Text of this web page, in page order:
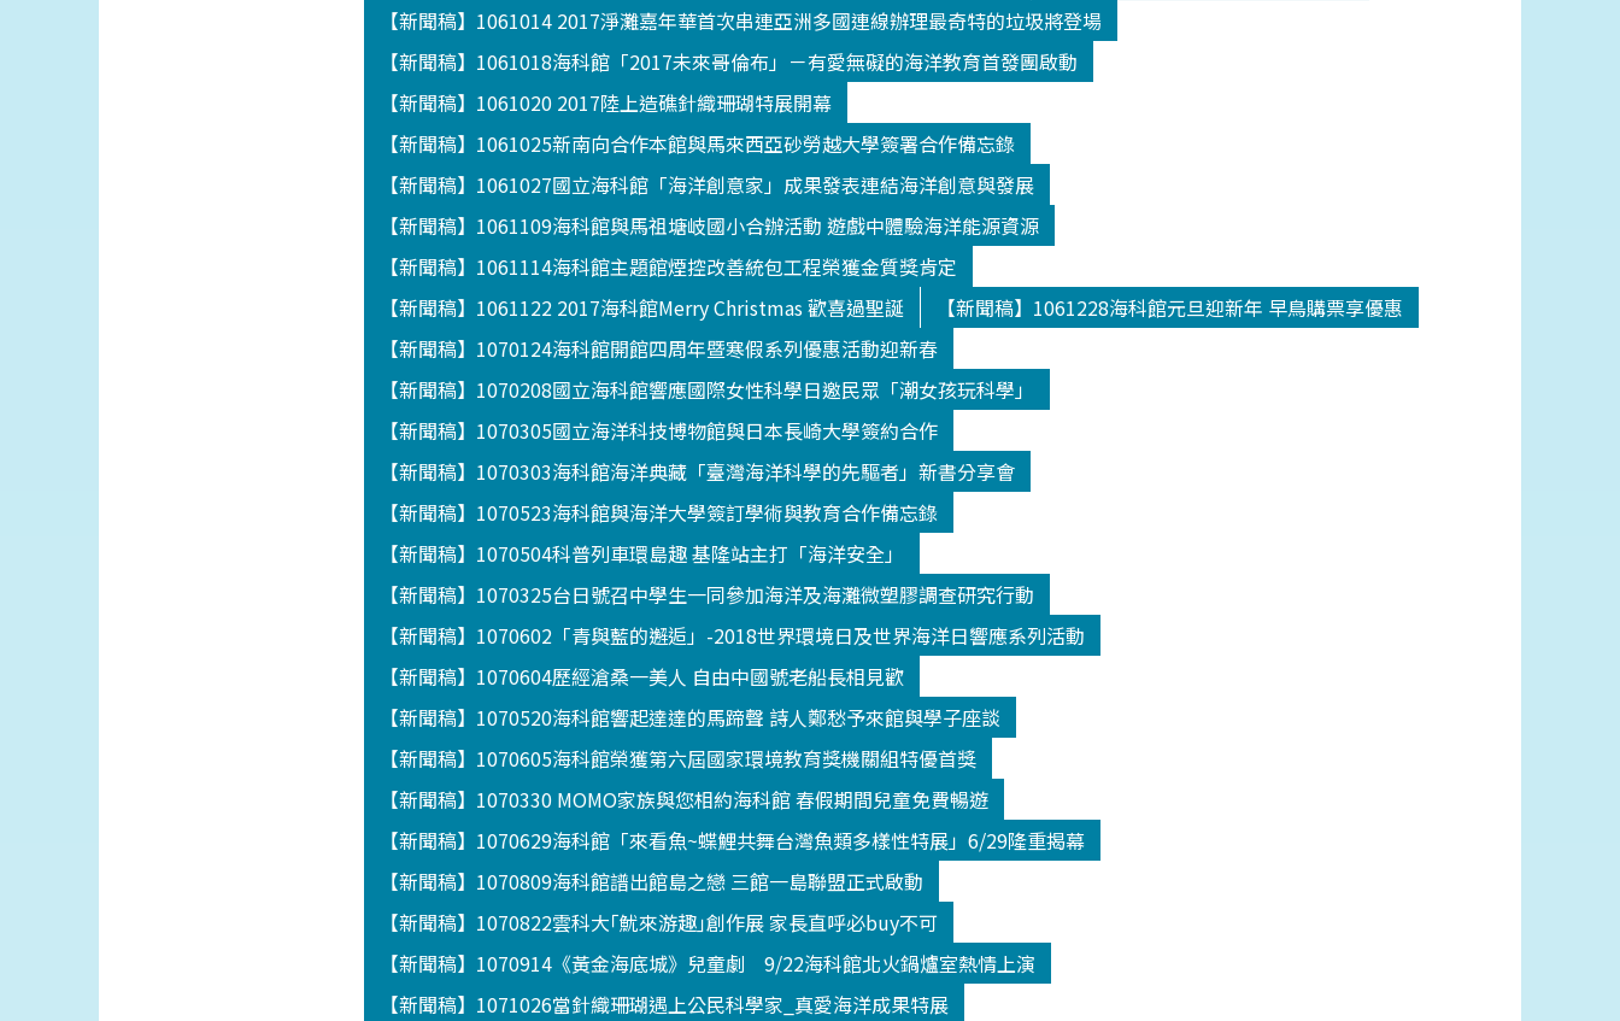
【新聞稿】1061014 2017淨灘嘉年華首次串連亞洲多國連線辦理最奇特的垃圾將登場
【新聞稿】1061018海科館「2017未來哥倫布」－有愛無礙的海洋教育首發團啟動
【新聞稿】1061020 2017陸上造礁針織珊瑚特展開幕
【新聞稿】1061025新南向合作本館與馬來西亞砂勞越大學簽署合作備忘錄
【新聞稿】1061027國立海科館「海洋創意家」成果發表連結海洋創意與發展
【新聞稿】1061109海科館與馬祖塘岐國小合辦活動 遊戲中體驗海洋能源資源
【新聞稿】1061114海科館主題館煙控改善統包工程榮獲金質獎肯定
【新聞稿】1061122 2017海科館Merry Christmas 歡喜過聖誕
【新聞稿】1061228海科館元旦迎新年 早鳥購票享優惠
【新聞稿】1070124海科館開館四周年暨寒假系列優惠活動迎新春
【新聞稿】1070208國立海科館響應國際女性科學日邀民眾「潮女孩玩科學」
【新聞稿】1070305國立海洋科技博物館與日本長崎大學簽約合作
【新聞稿】1070303海科館海洋典藏「臺灣海洋科學的先驅者」新書分享會
【新聞稿】1070523海科館與海洋大學簽訂學術與教育合作備忘錄
【新聞稿】1070504科普列車環島趣 基隆站主打「海洋安全」
【新聞稿】1070325台日號召中學生一同參加海洋及海灘微塑膠調查研究行動
【新聞稿】1070602「青與藍的邂逅」-2018世界環境日及世界海洋日響應系列活動
【新聞稿】1070604歷經滄桑一美人 自由中國號老船長相見歡
【新聞稿】1070520海科館響起達達的馬蹄聲 詩人鄭愁予來館與學子座談
【新聞稿】1070605海科館榮獲第六屆國家環境教育獎機關組特優首獎
【新聞稿】1070330 MOMO家族與您相約海科館 春假期間兒童免費暢遊
【新聞稿】1070629海科館「來看魚~蝶鯉共舞台灣魚類多樣性特展」6/29隆重揭幕
【新聞稿】1070809海科館譜出館島之戀 三館一島聯盟正式啟動
【新聞稿】1070822雲科大｢魷來游趣｣創作展 家長直呼必buy不可
【新聞稿】1070914《黃金海底城》兒童劇 9/22海科館北火鍋爐室熱情上演
【新聞稿】1071026當針織珊瑚遇上公民科學家_真愛海洋成果特展